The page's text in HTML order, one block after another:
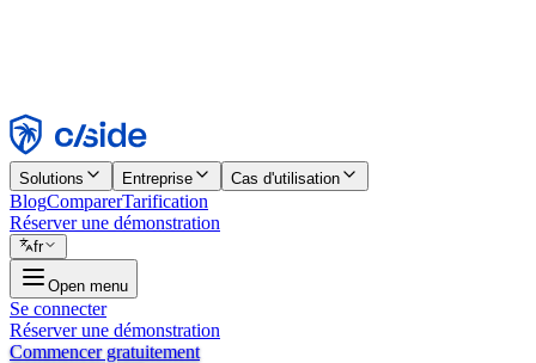
Rejeter
Solutions Entreprise Cas d'utilisation
BlogComparerTarification
Réserver une démonstration
fr
Open menu
Se connecter
Réserver une démonstration
Commencer gratuitement